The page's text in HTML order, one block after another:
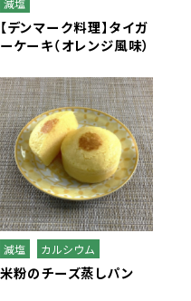
プ
ベビーチーズ
ズ
減塩
【デンマーク料理】タイガ
ーケーキ（オレンジ風味）
減塩 カルシウム
米粉のチーズ蒸しパン